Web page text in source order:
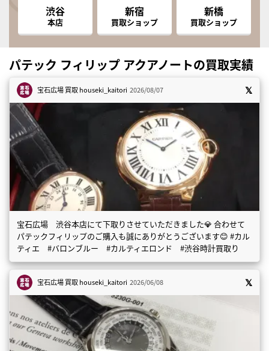
渋谷
本店
新宿
買取ショップ
新橋
買取ショップ
パテック フィリップ アクアノートの買取実績
宝石広場 買取houseki_kaitori 2026/08/07
宝石広場 渋谷本店にて下取りさせていただきました💎 合わせて
パテックフィリップのご購入も誠にありがとうございます😊 #カル
ティエ #バロンブルー #カルティエロンド #渋谷時計買取り
宝石広場 買取houseki_kaitori 2026/06/08